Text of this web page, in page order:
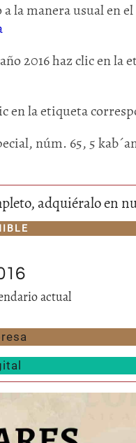
la manera usual en
2016 haz clic en la
en la etiqueta
núm. 65, 5
adquiéralo en
actual